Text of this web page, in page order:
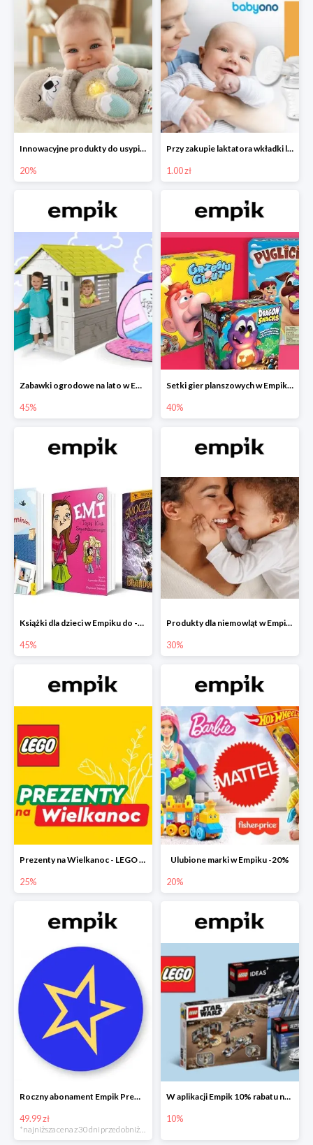
Innowacyjne produkty do usypiania w Empiku -20%
20%
Przy zakupie laktatora wkładki laktacyjne za 1 zł!
1.00 zł
Zabawki ogrodowe na lato w Empiku do -45%
45%
Setki gier planszowych w Empiku do -40%
40%
Książki dla dzieci w Empiku do -45%
45%
Produkty dla niemowląt w Empiku do -30%
30%
Prezenty na Wielkanoc - LEGO w Empiku do -25%
25%
Ulubione marki w Empiku -20%
20%
Roczny abonament Empik Premium w super cenie
49.99 zł
*najniższa cena z 30 dni przed obniżką
W aplikacji Empik 10% rabatu na klocki LEGO
10%